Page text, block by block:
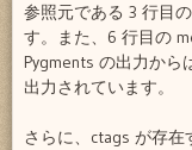
参照元である 3 行目
す。また、6 行目の
Pygments の出力か
出力されています。
さらに、ctags が存